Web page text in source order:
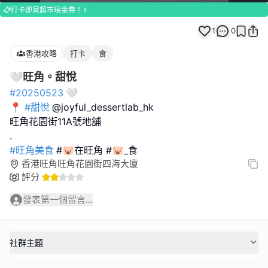
打卡即賞超市現金券！
1 0
香港攻略 打卡 食
🤍旺角。甜悅
#20250523 🤍
📍 #甜悅 @joyful_dessertlab_hk
旺角花園街11A號地舖
#旺角美食 #🐷在旺角 #🐷_食
香港旺角旺角花園街四海大廈
評分
發表第一個留言...
社群主題